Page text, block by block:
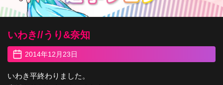
いわき//うり&奈知
2014年12月23日
いわき平終わりました。